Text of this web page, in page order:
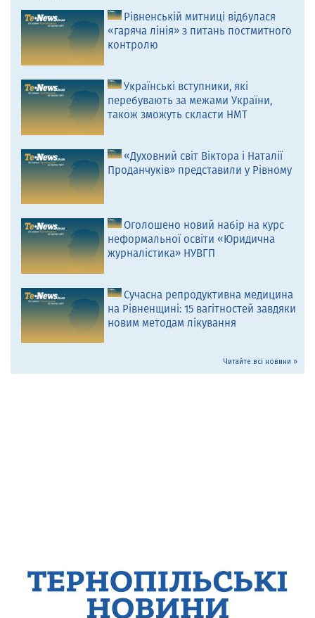
Рівненській митниці відбулася
«гаряча лінія» з питань постмитного
контролю
Українські вступники, які
перебувають за межами України,
також зможуть скласти НМТ
«Духовний світ Віктора і Наталії
Проданчуків» представили у Рівному
Оголошено новий набір на курс
неформальної освіти «Юридична
журналістика» НУВГП
Сучасна репродуктивна медицина
на Рівненщині: 15 вагітностей завдяки
новим методам лікування
Читайте всі новини »